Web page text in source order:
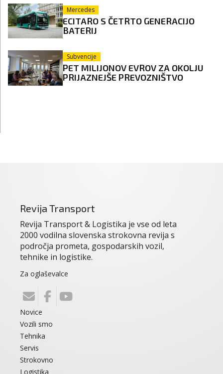
Mercedes
ECITARO S ČETRTO GENERACIJO
BATERIJ
Subvencije
PET MILIJONOV EVROV ZA OKOLJU
PRIJAZNEJŠE PREVOZNIŠTVO
Revija Transport
Revija Transport & Logistika je vse od leta
2000 vodilna slovenska strokovna revija s
področja prometa, gospodarskih vozil,
tehnike in logistike.
Za oglaševalce
Novice
Vozili smo
Tehnika
Servis
Strokovno
Logistika